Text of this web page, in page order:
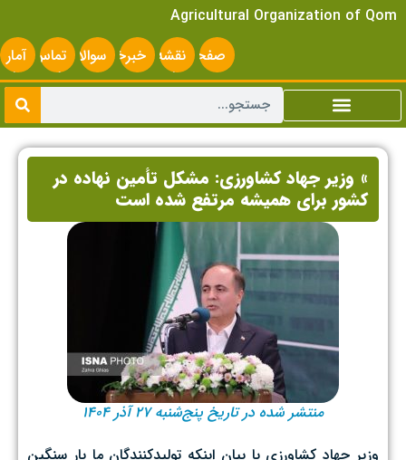
Agricultural Organization of Qom
صفحه
اصلی
نقشه
سایت
خبرخوانسوالات
متداول
تماس
با ما
آمار
» وزیر جهاد کشاورزی: مشکل تأمین نهاده در
کشور برای همیشه مرتفع شده است
منتشر شده در تاریخ پنج‌شنبه ۲۷ آذر ۱۴۰۴
وزیر جهاد کشاورزی با بیان اینکه تولیدکنندگان ما بار سنگین